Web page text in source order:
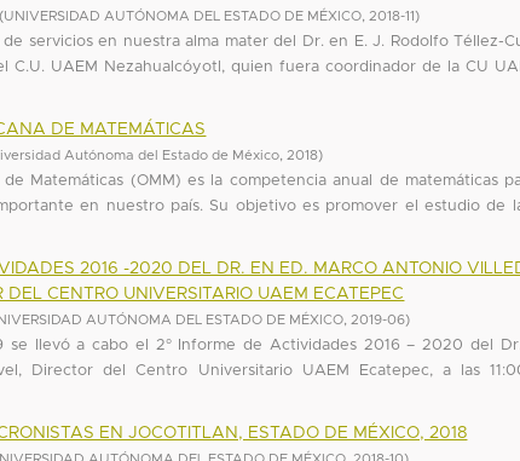
(UNIVERSIDAD AUTÓNOMA DEL ESTADO DE MÉXICO 2018-11)
servicios en nuestra alma mater del Dr. en E. J. Rodolfo Téllez-
C.U. UAEM Nezahualcóyotl, quien fuera coordinador de la CU
DE MATEMÁTICAS
Autónoma del Estado de México 2018)
de Matemáticas (OMM) es la competencia anual de matemáticas
en nuestro país. Su objetivo es promover el estudio de
2016 -2020 DEL DR. EN ED. MARCO ANTONIO
DEL CENTRO UNIVERSITARIO UAEM ECATEPEC
AUTÓNOMA DEL ESTADO DE MÉXICO 2019-06)
se llevó a cabo el 2° Informe de Actividades 2016 – 2020 del
Director del Centro Universitario UAEM Ecatepec, a las
EN JOCOTITLAN, ESTADO DE MÉXICO, 2018